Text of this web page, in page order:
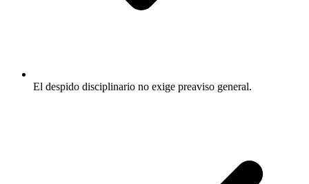
El despido disciplinario no exige preaviso general.